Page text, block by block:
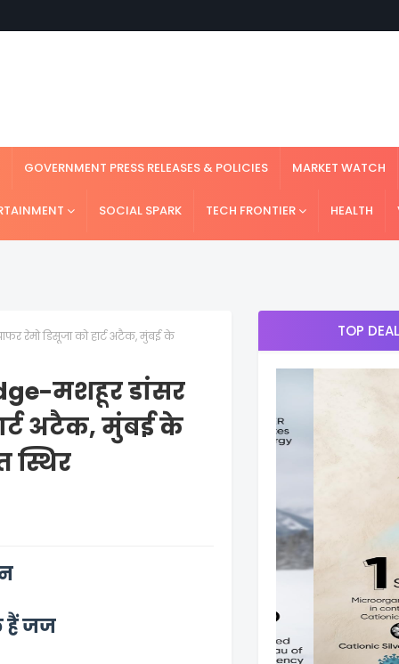
GOVERNMENT PRESS RELEASES & POLICIES MARKET WATCH
SOCIAL SPARK TECH FRONTIER HEALTH
रेमो डिसूजा को हार्ट अटैक, मुंबई के
मशहूर डांसर
अटैक, मुंबई के
स्थिर
हैं जज
TOP